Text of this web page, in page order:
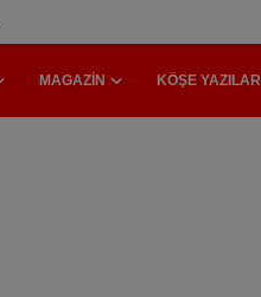
MAGAZIN KÖŞE YAZILARI